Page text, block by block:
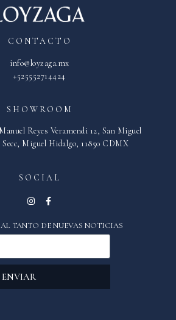
CONTACTO
info@loyzaga.mx
+525552714424
SHOWROOM
Reyes Veramendi 12, San Miguel
Miguel Hidalgo, 11850 CDMX
SOCIAL
TANTO DE NUEVAS NOTICIAS
ENVIAR